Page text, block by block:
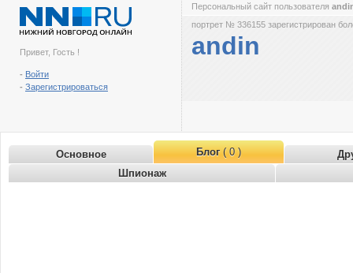
Привет, Гость !
- Войти
- Зарегистрироваться
Персональный сайт пользователя
портрет № 336155 зарегистрирован
andin
Основное Блог( 0 )
Шпионаж